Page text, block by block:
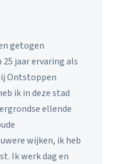
getogen
jaar ervaring als
Ontstoppen
ik in deze stad
ellende
wijken, ik heb
Ik werk dag en